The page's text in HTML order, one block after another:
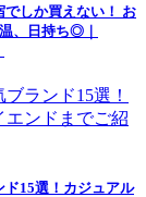
でしか買えない！ お
、日持ち◎｜
15選！カジュアル